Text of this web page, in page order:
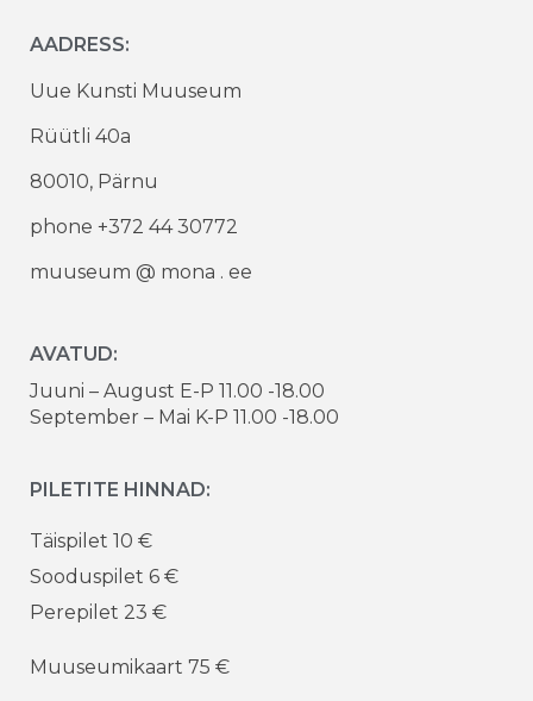
AADRESS:
Uue Kunsti Muuseum
Rüütli 40a
80010, Pärnu
phone +372 44 30772
muuseum @ mona . ee
AVATUD:
Juuni – August E-P 11.00 -18.00
September – Mai K-P 11.00 -18.00
PILETITE HINNAD:
Täispilet 10 €
Sooduspilet 6 €
Perepilet 23 €
Muuseumikaart 75 €